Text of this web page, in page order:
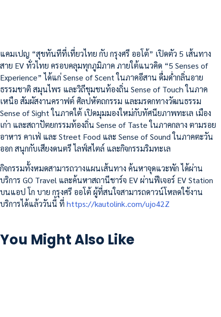
แคมเปญ “สุขทันทีที่เที่ยวไทย กับ กรุงศรี ออโต้” เปิดตัว 5 เส้นทาง
สาย EV ทั่วไทย ครอบคลุมทุกภูมิภาค ภายใต้แนวคิด “5 Senses of
Experience” ได้แก่ Sense of Scent ในภาคอีสาน ดื่มด่ำกลิ่นอาย
ธรรมชาติ สมุนไพร และวิถีชุมชนท้องถิ่น Sense of Touch ในภาค
เหนือ สัมผัสงานคราฟต์ ศิลปหัตถกรรม และมรดกทางวัฒนธรรม
Sense of Sight ในภาคใต้ เปิดมุมมองใหม่กับทัศนียภาพทะเล เมือง
เก่า และสถาปัตยกรรมท้องถิ่น Sense of Taste ในภาคกลาง ตามรอย
อาหาร คาเฟ่ และ Street Food และ Sense of Sound ในภาคตะวัน
ออก สนุกกับเสียงดนตรี ไลฟ์สไตล์ และกิจกรรมริมทะเล
กิจกรรมทั้งหมดสามารถวางแผนเส้นทาง ค้นหาจุดแวะพัก ได้ผ่าน
บริการ GO Travel และค้นหาสถานีชาร์จ EV ผ่านฟีเจอร์ EV Station
บนแอป โก บาย กรุงศรี ออโต้ ผู้ที่สนใจสามารถดาวน์โหลดใช้งาน
บริการได้แล้ววันนี้ ที่ https://kautolink.com/ujo42Z
You Might Also Like